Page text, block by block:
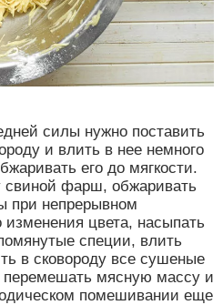
силы нужно поставить
и влить в нее немного
его до мягкости.
свиной фарш, обжаривать
при непрерывном
цвета, насыпать
специи, влить
в сковороду все сушеные
перемешать мясную массу и
помешивании еще